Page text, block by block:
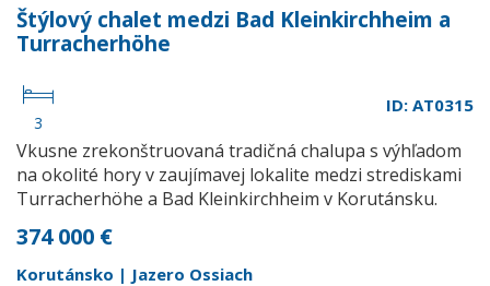
Štýlový chalet medzi Bad Kleinkirchheim a
Turracherhöhe
3
ID: AT0315
Vkusne zrekonštruovaná tradičná chalupa s výhľadom
na okolité hory v zaujímavej lokalite medzi strediskami
Turracherhöhe a Bad Kleinkirchheim v Korutánsku.
374 000 €
Korutánsko | Jazero Ossiach